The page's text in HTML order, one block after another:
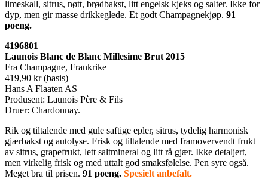
limeskall, sitrus, nøtt, brødbakst, litt engelsk kjeks og salter. Ikke for
dyp, men gir masse drikkeglede. Et godt Champagnekjøp. 91
poeng.
4196801
Launois Blanc de Blanc Millesime Brut 2015
Fra Champagne, Frankrike
419,90 kr (basis)
Hans A Flaaten AS
Produsent: Launois Père & Fils
Druer: Chardonnay.
Rik og tiltalende med gule saftige epler, sitrus, tydelig harmonisk
gjærbakst og autolyse. Frisk og tiltalende med framovervendt frukt
av sitrus, grapefrukt, lett saltmineral og litt rå gjær. Ikke detaljert,
men virkelig frisk og med uttalt god smaksfølelse. Pen syre også.
Meget bra til prisen. 91 poeng. Spesielt anbefalt.